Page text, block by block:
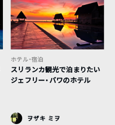
ホテル・宿泊
スリランカ観光で泊まりたい
ジェフリー・バワのホテル
ヲザキ ミヲ